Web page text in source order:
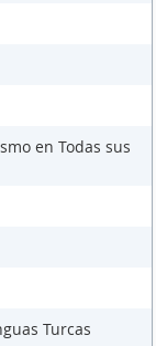
en Todas sus
Turcas